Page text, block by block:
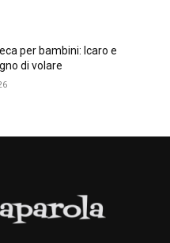
per bambini: Icaro e
di volare